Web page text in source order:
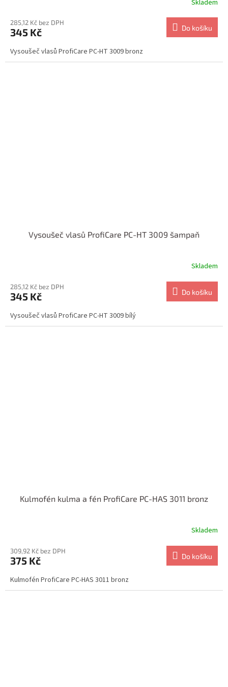
Skladem
285,12 Kč bez DPH
345 Kč Do košíku
Vysoušeč vlasů ProfiCare PC-HT 3009 bronz
Vysoušeč vlasů ProfiCare PC-HT 3009 šampaň
Skladem
285,12 Kč bez DPH
345 Kč Do košíku
Vysoušeč vlasů ProfiCare PC-HT 3009 bílý
Kulmofén kulma a fén ProfiCare PC-HAS 3011 bronz
Skladem
309,92 Kč bez DPH
375 Kč Do košíku
Kulmofén ProfiCare PC-HAS 3011 bronz